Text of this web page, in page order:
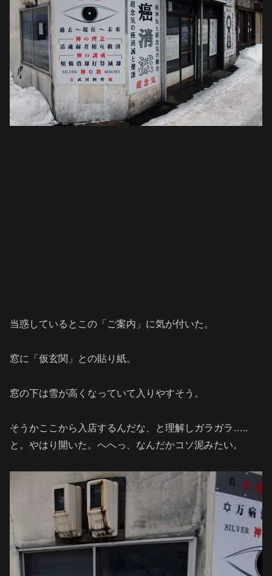
当惑しているとこの「ご案内」に気が付いた。
窓に「仮玄関」との貼り紙。
窓の下は雪が高くなっていて入りやすそう。
そうかここから入店するんだな、と理解しガラガラ…..
と。やはり開いた。へへっ、なんだかコソ泥みたい。